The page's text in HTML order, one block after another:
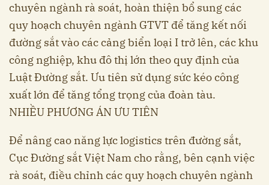
chuyên ngành rà soát, hoàn thiện bổ sung các
quy hoạch chuyên ngành GTVT để tăng kết nối
đường sắt vào các cảng biển loại I trở lên, các khu
công nghiệp, khu đô thị lớn theo quy định của
Luật Đường sắt. Ưu tiên sử dụng sức kéo công
xuất lớn để tăng tổng trọng của đoàn tàu.
NHIỀU PHƯƠNG ÁN ƯU TIÊN
Để nâng cao năng lực logistics trên đường sắt,
Cục Đường sắt Việt Nam cho rằng, bên cạnh việc
rà soát, điều chỉnh các quy hoạch chuyên ngành